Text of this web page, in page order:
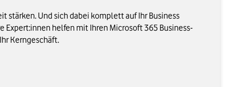
stärken. Und sich dabei komplett auf Ihr Business
Expert:innen helfen mit Ihren Microsoft 365 Business-
Kerngeschäft.